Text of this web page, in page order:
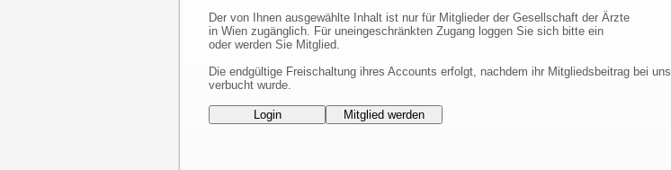
Der von Ihnen ausgewählte Inhalt ist nur für Mitglieder der Gesellschaft der Ärzte
in Wien zugänglich. Für uneingeschränkten Zugang loggen Sie sich bitte ein
oder werden Sie Mitglied.
Die endgültige Freischaltung ihres Accounts erfolgt, nachdem ihr Mitgliedsbeitrag bei uns
verbucht wurde.